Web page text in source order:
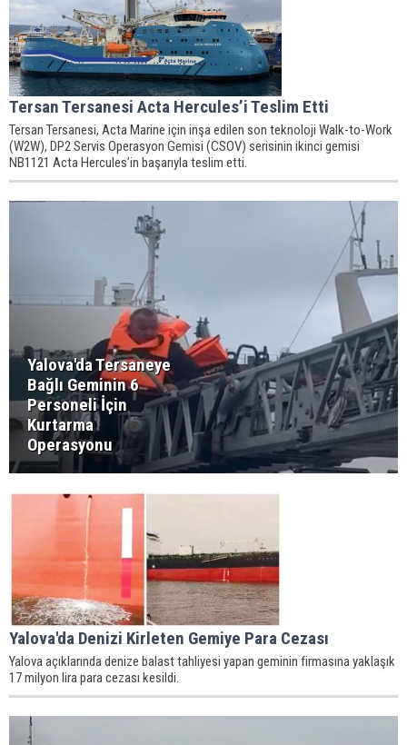
Tersan Tersanesi Acta Hercules’i Teslim Etti
Tersan Tersanesi, Acta Marine için inşa edilen son teknoloji Walk-to-Work
(W2W), DP2 Servis Operasyon Gemisi (CSOV) serisinin ikinci gemisi
NB1121 Acta Hercules’in başarıyla teslim etti.
Yalova'da Tersaneye
Bağlı Geminin 6
Personeli İçin
Kurtarma
Operasyonu
Yalova'da Denizi Kirleten Gemiye Para Cezası
Yalova açıklarında denize balast tahliyesi yapan geminin firmasına yaklaşık
17 milyon lira para cezası kesildi.